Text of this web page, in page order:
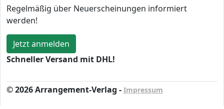
Regelmäßig über Neuerscheinungen informiert
werden!
Jetzt anmelden
Schneller Versand mit DHL!
© 2026 Arrangement-Verlag - Impressum